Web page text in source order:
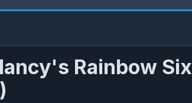
Rainbow Six